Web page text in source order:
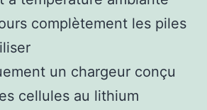
complètement les piles
un chargeur conçu
cellules au lithium